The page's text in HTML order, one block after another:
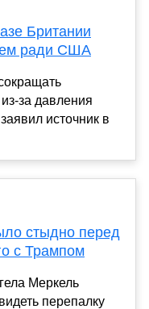
Британии
ради США
за давления
источник в
стыдно перед
с Трампом
Меркель
перепалку